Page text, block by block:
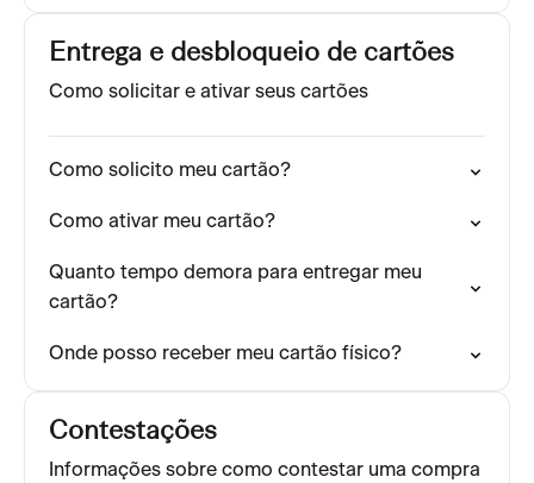
Entrega e desbloqueio de cartões
Como solicitar e ativar seus cartões
Como solicito meu cartão?
Como ativar meu cartão?
Quanto tempo demora para entregar meu
cartão?
Onde posso receber meu cartão físico?
Contestações
Informações sobre como contestar uma compra